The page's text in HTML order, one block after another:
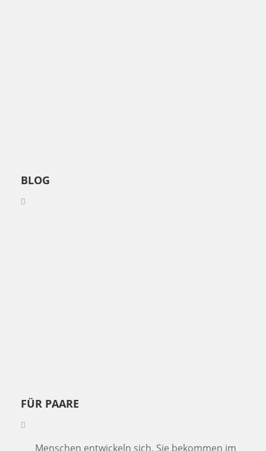
BLOG
FÜR PAARE
Menschen entwickeln sich. Sie bekommen im